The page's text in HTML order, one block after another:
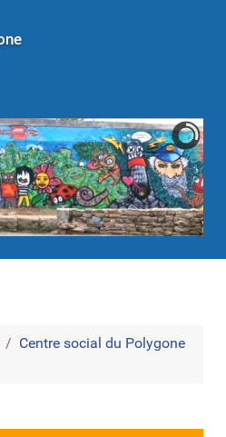
Centre social du Polygone